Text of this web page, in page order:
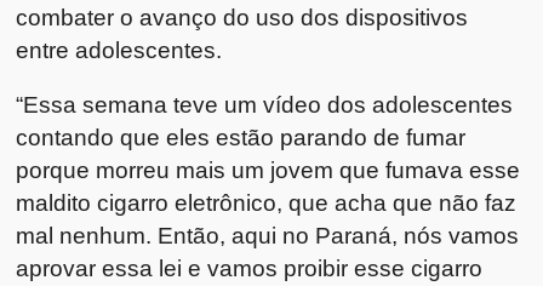
combater o avanço do uso dos dispositivos
entre adolescentes.
“Essa semana teve um vídeo dos adolescentes
contando que eles estão parando de fumar
porque morreu mais um jovem que fumava esse
maldito cigarro eletrônico, que acha que não faz
mal nenhum. Então, aqui no Paraná, nós vamos
aprovar essa lei e vamos proibir esse cigarro